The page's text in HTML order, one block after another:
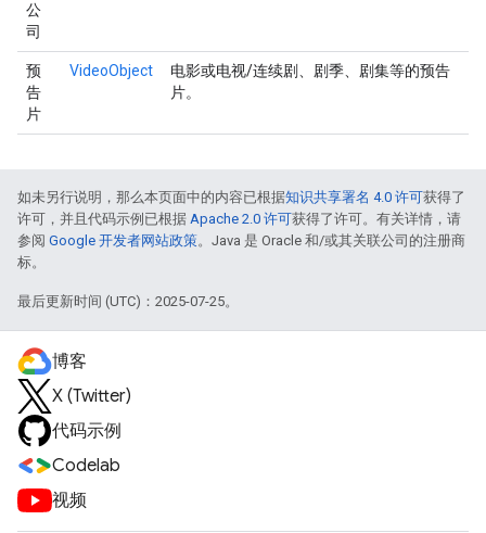
公
司
预
告
片
VideoObject
电影或电视/连续剧、剧季、剧集等的预告
片。
如未另行说明，那么本页面中的内容已根据知识共享署名 4.0 许可获得了
许可，并且代码示例已根据 Apache 2.0 许可获得了许可。有关详情，请
参阅 Google 开发者网站政策。Java 是 Oracle 和/或其关联公司的注册商
标。
最后更新时间 (UTC)：2025-07-25。
博客
X (Twitter)
代码示例
Codelab
视频